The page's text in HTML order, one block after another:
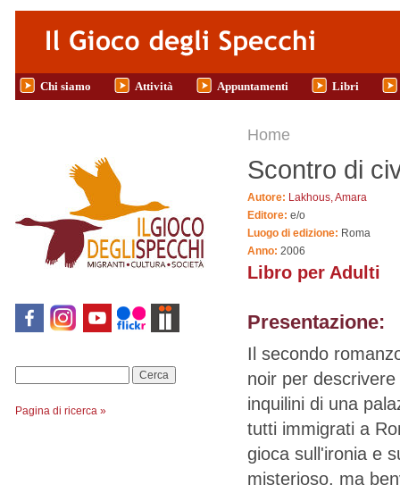
Salta al contenuto principale
Chi siamo Attività Appuntamenti Libri
Pagina di ricerca »
Tu sei qui
Home
Scontro di
Autore: Lakhous, Amara
Editore: e/o
Luogo di edizione: Roma
Anno: 2006
Libro per Adulti
Presentazione:
Il secondo
noir per
inquilini di una
tutti immigrati a
gioca sull'ironia e
misterioso, ma